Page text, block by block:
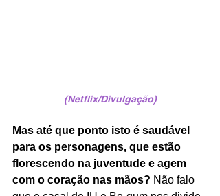
(Netflix/Divulgação)
Mas até que ponto isto é saudável
para os personagens, que estão
florescendo na juventude e agem
com o coração nas mãos? Não falo